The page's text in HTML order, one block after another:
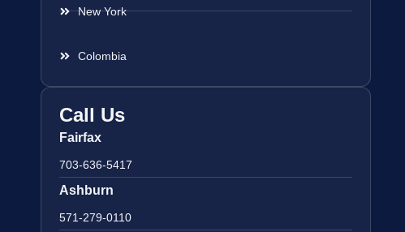
New York
Colombia
Call Us
Fairfax
703-636-5417
Ashburn
571-279-0110